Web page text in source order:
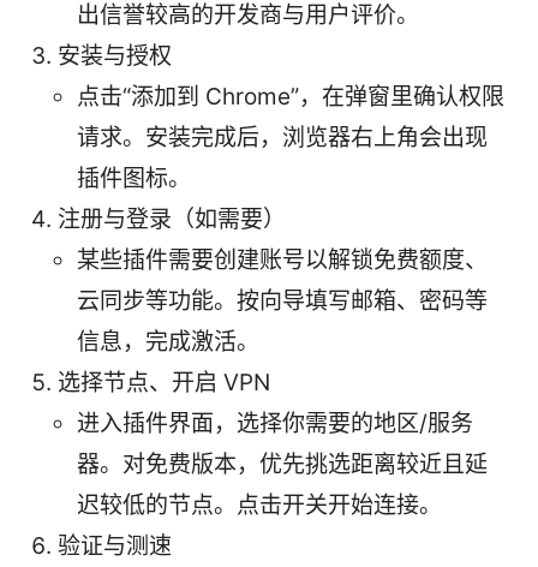
出信誉较高的开发商与用户评价。
安装与授权
点击“添加到 Chrome”，在弹窗里确认权限
请求。安装完成后，浏览器右上角会出现
插件图标。
注册与登录（如需要）
某些插件需要创建账号以解锁免费额度、
云同步等功能。按向导填写邮箱、密码等
信息，完成激活。
选择节点、开启 VPN
进入插件界面，选择你需要的地区/服务
器。对免费版本，优先挑选距离较近且延
迟较低的节点。点击开关开始连接。
验证与测速